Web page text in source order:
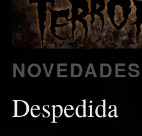
NOVEDADES
Despedida